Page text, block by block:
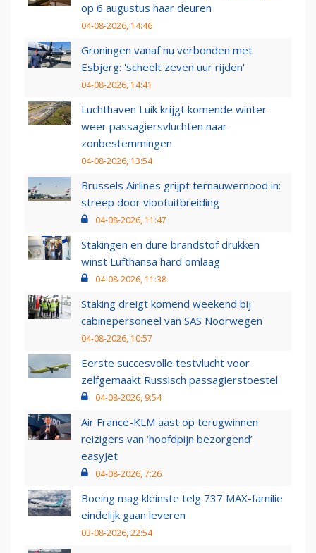
op 6 augustus haar deuren
04-08-2026, 14:46
Groningen vanaf nu verbonden met
Esbjerg: 'scheelt zeven uur rijden'
04-08-2026, 14:41
Luchthaven Luik krijgt komende winter
weer passagiersvluchten naar
zonbestemmingen
04-08-2026, 13:54
Brussels Airlines grijpt ternauwernood in:
streep door vlootuitbreiding
04-08-2026, 11:47
Stakingen en dure brandstof drukken
winst Lufthansa hard omlaag
04-08-2026, 11:38
Staking dreigt komend weekend bij
cabinepersoneel van SAS Noorwegen
04-08-2026, 10:57
Eerste succesvolle testvlucht voor
zelfgemaakt Russisch passagierstoestel
04-08-2026, 9:54
Air France-KLM aast op terugwinnen
reizigers van ‘hoofdpijn bezorgend’
easyJet
04-08-2026, 7:26
Boeing mag kleinste telg 737 MAX-familie
eindelijk gaan leveren
03-08-2026, 22:54